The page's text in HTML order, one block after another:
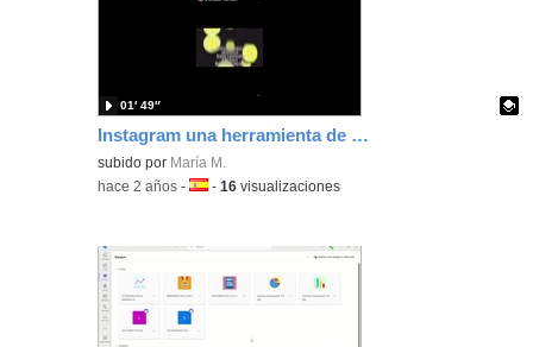
Instagram una herramienta de difusión
Contenido educativo.
subido por María M.
01′ 49″
-hace 2 años -Idioma:
-16 visualizaciones